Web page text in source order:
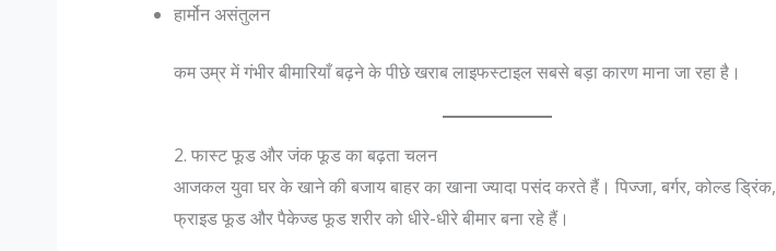
हार्मोन असंतुलन
कम उम्र में गंभीर बीमारियाँ बढ़ने के पीछे खराब लाइफस्टाइल सबसे बड़ा कारण माना जा रहा है।
2. फास्ट फूड और जंक फूड का बढ़ता चलन
आजकल युवा घर के खाने की बजाय बाहर का खाना ज्यादा पसंद करते हैं। पिज्जा, बर्गर, कोल्ड ड्रिंक,
फ्राइड फूड और पैकेज्ड फूड शरीर को धीरे-धीरे बीमार बना रहे हैं।